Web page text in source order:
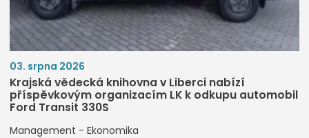
03. srpna 2026
Krajská vědecká knihovna v Liberci nabízí
příspěvkovým organizacím LK k odkupu automobil
Ford Transit 330S
Management - Ekonomika